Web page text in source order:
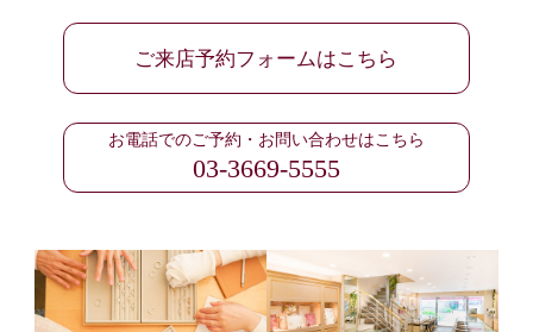
ご来店予約フォームはこちら
お電話でのご予約・お問い合わせはこちら
03-3669-5555